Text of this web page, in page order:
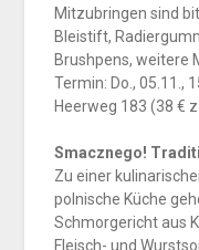
Mitzubringen sind
Bleistift,
Brushpens, weitere
Termin: Do., 05.11.,
Heerweg 183 (38 €
Smacznego!
Zu einer
polnische Küche
Schmorgericht aus
Fleisch- und